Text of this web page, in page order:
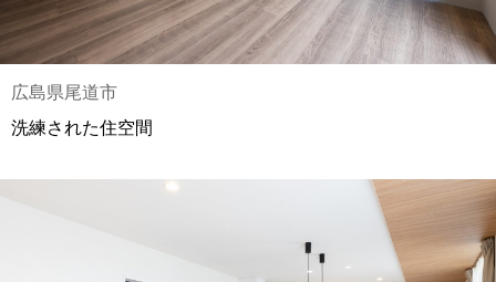
広島県尾道市
洗練された住空間